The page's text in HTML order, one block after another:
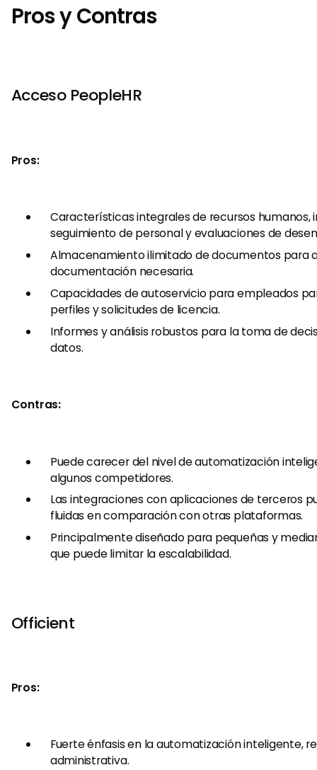
Pros y Contras
Acceso PeopleHR
Pros:
Características integrales de recursos humanos,
seguimiento de personal y evaluaciones de
Almacenamiento ilimitado de documentos para
documentación necesaria.
Capacidades de autoservicio para empleados
perfiles y solicitudes de licencia.
Informes y análisis robustos para la toma de
datos.
Contras:
Puede carecer del nivel de automatización
algunos competidores.
Las integraciones con aplicaciones de terceros
fluidas en comparación con otras plataformas.
Principalmente diseñado para pequeñas y
que puede limitar la escalabilidad.
Officient
Pros:
Fuerte énfasis en la automatización inteligente,
administrativa.